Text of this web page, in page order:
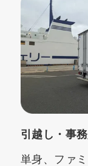
引越し・事
単身、ファ